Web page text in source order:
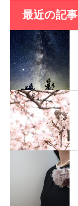
最近の記事